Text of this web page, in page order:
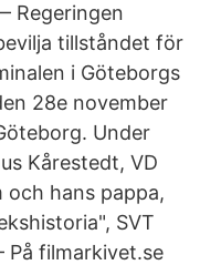
Regeringen
tillståndet för
i Göteborgs
28e november
Under
Kårestedt, VD
och hans pappa,
SVT
På filmarkivet.se